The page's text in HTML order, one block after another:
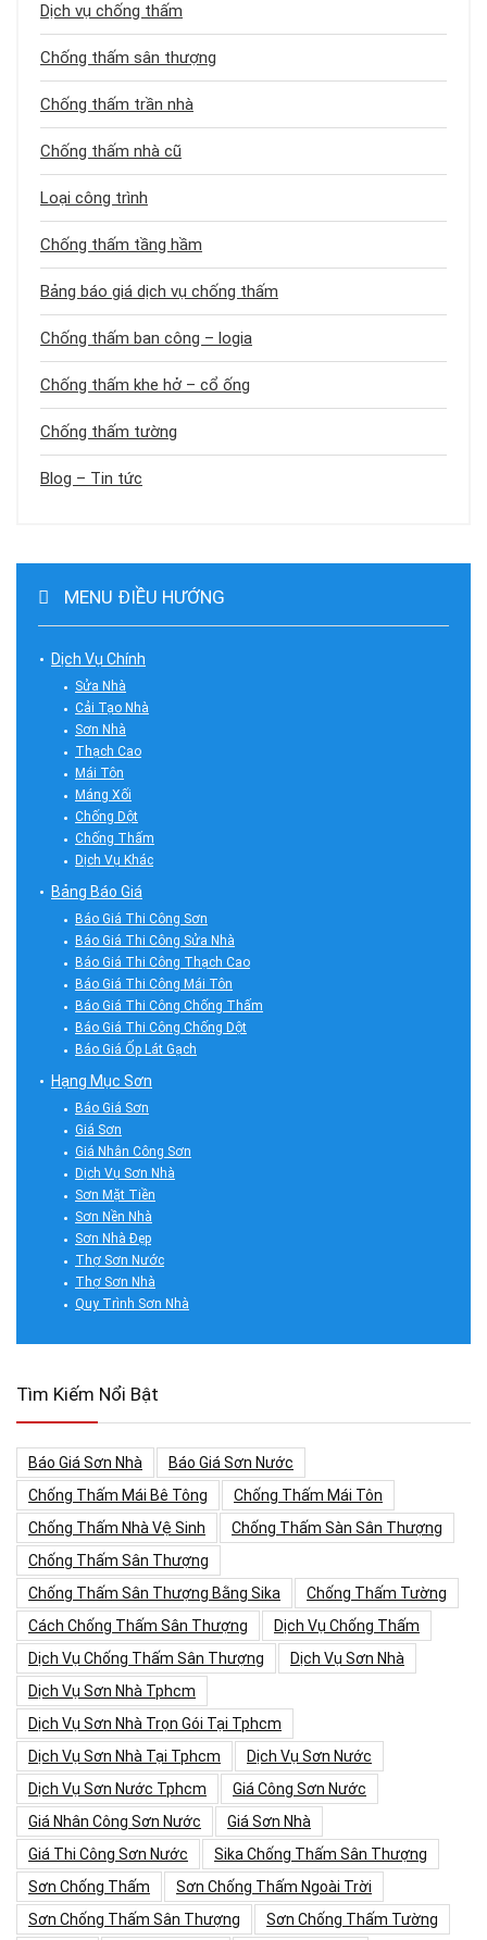
Dịch vụ chống thấm
Chống thấm sân thượng
Chống thấm trần nhà
Chống thấm nhà cũ
Loại công trình
Chống thấm tầng hầm
Bảng báo giá dịch vụ chống thấm
Chống thấm ban công – logia
Chống thấm khe hở – cổ ống
Chống thấm tường
Blog – Tin tức
MENU ĐIỀU HƯỚNG
Dịch Vụ Chính
Sửa Nhà
Cải Tạo Nhà
Sơn Nhà
Thạch Cao
Mái Tôn
Máng Xối
Chống Dột
Chống Thấm
Dịch Vụ Khác
Bảng Báo Giá
Báo Giá Thi Công Sơn
Báo Giá Thi Công Sửa Nhà
Báo Giá Thi Công Thạch Cao
Báo Giá Thi Công Mái Tôn
Báo Giá Thi Công Chống Thấm
Báo Giá Thi Công Chống Dột
Báo Giá Ốp Lát Gạch
Hạng Mục Sơn
Báo Giá Sơn
Giá Sơn
Giá Nhân Công Sơn
Dịch Vụ Sơn Nhà
Sơn Mặt Tiền
Sơn Nền Nhà
Sơn Nhà Đẹp
Thợ Sơn Nước
Thợ Sơn Nhà
Quy Trình Sơn Nhà
Tìm Kiếm Nổi Bật
Báo Giá Sơn Nhà
Báo Giá Sơn Nước
Chống Thấm Mái Bê Tông
Chống Thấm Mái Tôn
Chống Thấm Nhà Vệ Sinh
Chống Thấm Sàn Sân Thượng
Chống Thấm Sân Thượng
Chống Thấm Sân Thượng Bằng Sika
Chống Thấm Tường
Cách Chống Thấm Sân Thượng
Dịch Vụ Chống Thấm
Dịch Vụ Chống Thấm Sân Thượng
Dịch Vụ Sơn Nhà
Dịch Vụ Sơn Nhà Tphcm
Dịch Vụ Sơn Nhà Trọn Gói Tại Tphcm
Dịch Vụ Sơn Nhà Tại Tphcm
Dịch Vụ Sơn Nước
Dịch Vụ Sơn Nước Tphcm
Giá Công Sơn Nước
Giá Nhân Công Sơn Nước
Giá Sơn Nhà
Giá Thi Công Sơn Nước
Sika Chống Thấm Sân Thượng
Sơn Chống Thấm
Sơn Chống Thấm Ngoài Trời
Sơn Chống Thấm Sân Thượng
Sơn Chống Thấm Tường